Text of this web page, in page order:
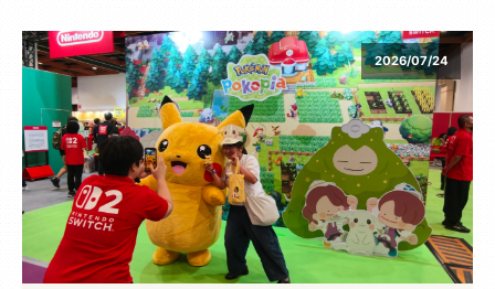
元
｜
3C
科
2026/07/24